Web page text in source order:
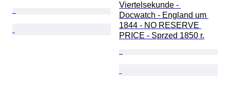
Viertelsekunde -
Docwatch - England um
1844 - NO RESERVE
PRICE - Sprzed 1850 r.